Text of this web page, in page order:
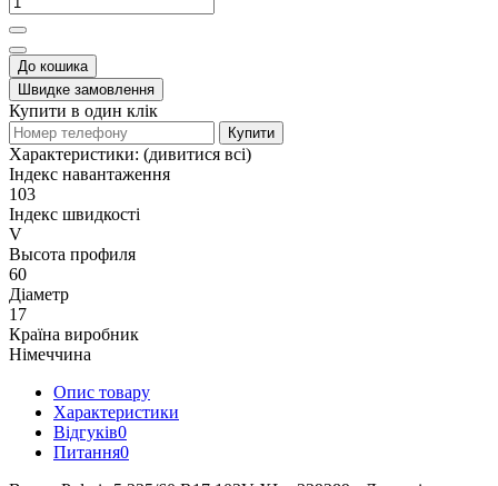
До кошика
Швидке замовлення
Купити в один клік
Купити
Характеристики: (дивитися всі)
Індекс навантаження
103
Індекс швидкості
V
Высота профиля
60
Діаметр
17
Країна виробник
Німеччина
Опис товару
Характеристики
Відгуків0
Питання0